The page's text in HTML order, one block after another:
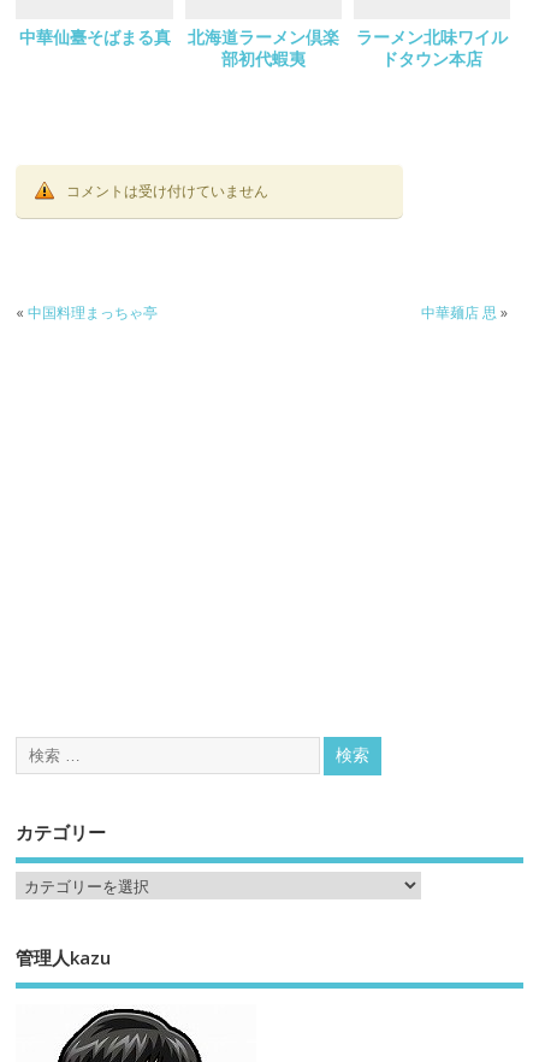
中華仙臺そばまる真
北海道ラーメン倶楽
部初代蝦夷
ラーメン北味ワイル
ドタウン本店
コメントは受け付けていません
«中国料理まっちゃ亭 中華麺店 思 »
カテゴリー
管理人kazu